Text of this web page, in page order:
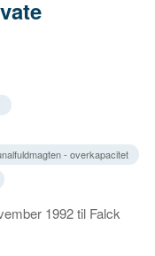
- overkapacitet
1992 til Falck